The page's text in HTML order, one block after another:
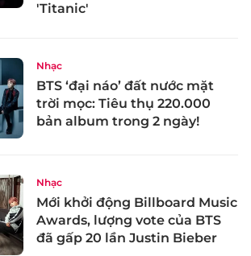
'Titanic'
Nhạc
BTS ‘đại náo’ đất nước mặt
trời mọc: Tiêu thụ 220.000
bản album trong 2 ngày!
Nhạc
Mới khởi động Billboard Music
Awards, lượng vote của BTS
đã gấp 20 lần Justin Bieber